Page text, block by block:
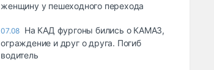
женщину у пешеходного перехода
07.08 На КАД фургоны бились о КАМАЗ,
ограждение и друг о друга. Погиб
водитель